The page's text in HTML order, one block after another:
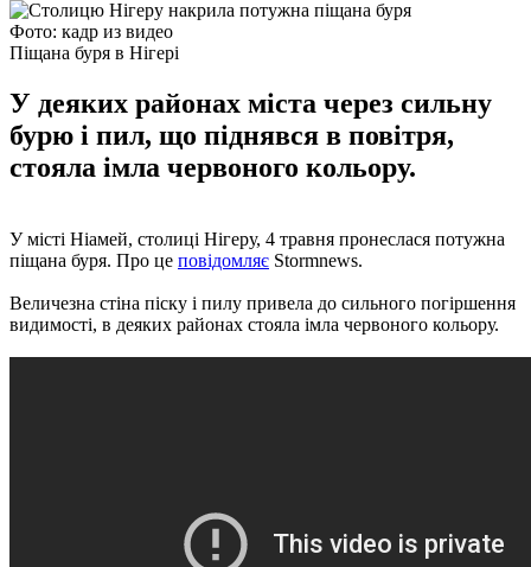
Фото: кадр из видео
Піщана буря в Нігері
У деяких районах міста через сильну
бурю і пил, що піднявся в повітря,
стояла імла червоного кольору.
У місті Ніамей, столиці Нігеру, 4 травня пронеслася потужна
піщана буря. Про це повідомляє Stormnews.
Величезна стіна піску і пилу привела до сильного погіршення
видимості, в деяких районах стояла імла червоного кольору.